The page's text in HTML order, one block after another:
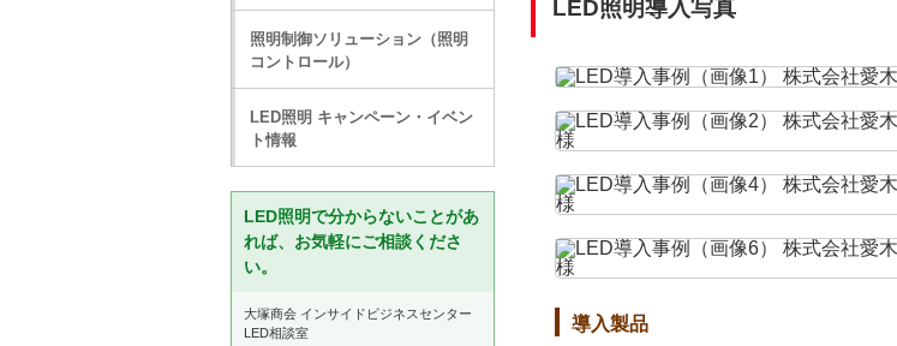
LED照明導入写真
導入製品
照明制御ソリューション（照明
コントロール）
LED照明 キャンペーン・イベン
ト情報
LED照明で分からないことがあ
れば、お気軽にご相談くださ
い。
大塚商会 インサイドビジネスセンター
LED相談室